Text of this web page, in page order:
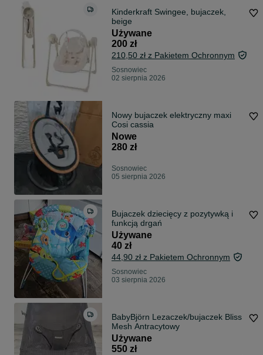
Kinderkraft Swingee, bujaczek,
beige
Używane
200 zł
210,50 zł z Pakietem Ochronnym
Sosnowiec
02 sierpnia 2026
Nowy bujaczek elektryczny maxi
Cosi cassia
Nowe
280 zł
Sosnowiec
05 sierpnia 2026
Bujaczek dziecięcy z pozytywką i
funkcją drgań
Używane
40 zł
44,90 zł z Pakietem Ochronnym
Sosnowiec
03 sierpnia 2026
BabyBjörn Lezaczek/bujaczek Bliss
Mesh Antracytowy
Używane
550 zł